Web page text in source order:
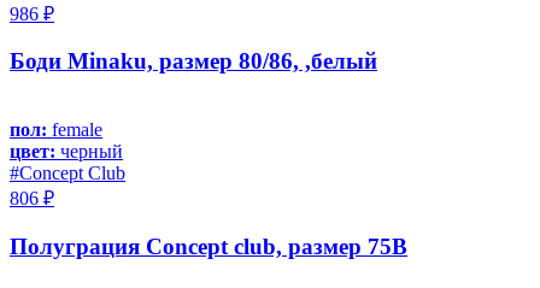
986 ₽
Боди Minaku, размер 80/86, ,белый
пол: female
цвет: черный
#Concept Club
806 ₽
Полуграция Concept club, размер 75B